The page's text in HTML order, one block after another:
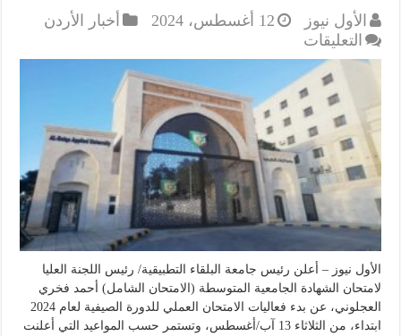
الأول نيوز
12 أغسطس، 2024
أخبار الأردن
التعليقات
الامتحانات
العملية
لطلبة
الشامل
تبدأ
الثلاثاء
مغلقة
الأول نيوز – أعلن رئيس جامعة البلقاء التطبيقية/ رئيس اللجنة العليا
لامتحان الشهادة الجامعية المتوسطة (الامتحان الشامل) أحمد فخري
العجلوني، عن بدء فعاليات الامتحان العملي للدورة الصيفية لعام 2024
ابتداء، من الثلاثاء 13 آب/أغسطس، وتستمر حسب المواعيد التي أعلنت